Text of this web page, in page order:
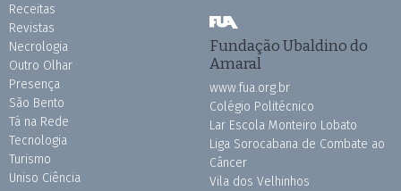
Receitas
Revistas
Necrologia
Outro Olhar
Presença
São Bento
Tá na Rede
Tecnologia
Turismo
Uniso Ciência
Fundação Ubaldino do
Amaral
www.fua.org.br
Colégio Politécnico
Lar Escola Monteiro Lobato
Liga Sorocabana de Combate ao
Câncer
Vila dos Velhinhos